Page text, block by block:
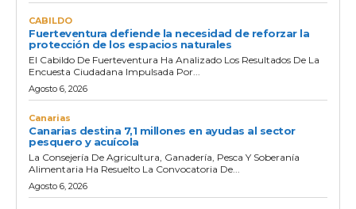
CABILDO
Fuerteventura defiende la necesidad de reforzar la
protección de los espacios naturales
El Cabildo De Fuerteventura Ha Analizado Los Resultados De La
Encuesta Ciudadana Impulsada Por...
Agosto 6, 2026
Canarias
Canarias destina 7,1 millones en ayudas al sector
pesquero y acuícola
La Consejería De Agricultura, Ganadería, Pesca Y Soberanía
Alimentaria Ha Resuelto La Convocatoria De...
Agosto 6, 2026